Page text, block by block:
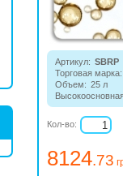
Артикул: SBRP
Торговая марка:
Объем: 25 л
смола.
8124.73
Кол-во: